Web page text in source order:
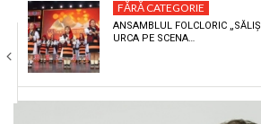
CULTURA
ECONOMIE
SANATATE
FĂRĂ CATEGORIE
ANSAMBLUL FOLCLORIC
URCA PE SCENA…